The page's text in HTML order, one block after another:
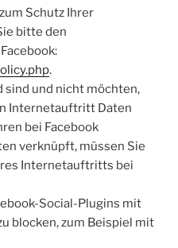
Schutz Ihrer
bitte den
.
sind und nicht möchten,
Internetauftritt Daten
bei Facebook
verknüpft, müssen Sie
Internetauftritts bei
Social-Plugins mit
blocken, zum Beispiel mit